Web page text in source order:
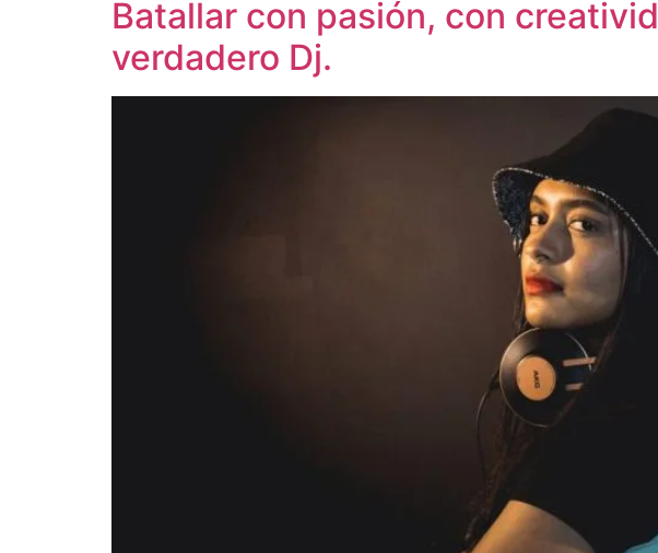
Batallar con pasión, con
verdadero Dj.